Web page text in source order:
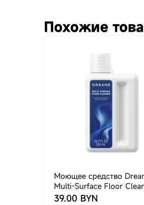
Похожие
Моющее средство
Multi-Surface Floor
500 мл для
39.00 BYN